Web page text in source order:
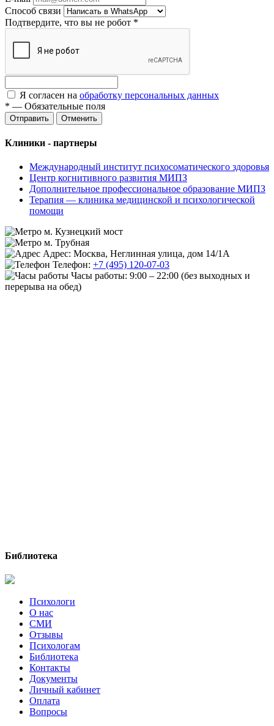
Способ связи
Подтвердите, что вы не робот *
Я согласен на обработку персональных данных
* — Обязательные поля
Отменить
Клиники - партнеры
Международный институт психосоматического здоровья
Центр когнитивного развития МИПЗ
Дополнительное профессиональное образование МИПЗ
Терапия — клиника медицинской и психологической
помощи
м. Кузнецкий мост
м. Трубная
Адрес: Москва, Неглинная улица, дом 14/1А
Телефон: +7 (495) 120-07-03
Часы работы: 9:00 – 22:00 (без выходных и
перерыва на обед)
Библиотека
Психологи
О нас
СМИ
Отзывы
Психологам
Библиотека
Контакты
Документы
Личный кабинет
Оплата
Вопросы